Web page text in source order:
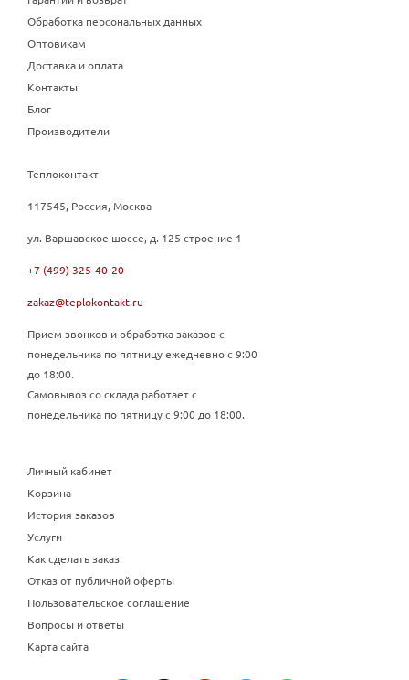
Обработка персональных данных
Оптовикам
Доставка и оплата
Контакты
Блог
Производители
Теплоконтакт
117545, Россия, Москва
ул. Варшавское шоссе, д. 125 строение 1
+7 (499) 325-40-20
zakaz@teplokontakt.ru
Прием звонков и обработка заказов с
понедельника по пятницу ежедневно с 9:00
до 18:00.
Самовывоз со склада работает с
понедельника по пятницу с 9:00 до 18:00.
Личный кабинет
Корзина
История заказов
Услуги
Как сделать заказ
Отказ от публичной оферты
Пользовательское соглашение
Вопросы и ответы
Карта сайта